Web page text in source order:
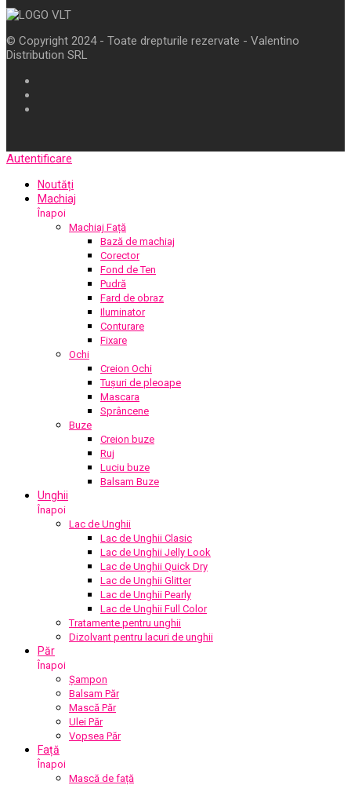
© Copyright 2024 - Toate drepturile rezervate - Valentino
Distribution SRL
Autentificare
Noutăți
Machiaj
Înapoi
Machiaj Față
Bază de machiaj
Corector
Fond de Ten
Pudră
Fard de obraz
Iluminator
Conturare
Fixare
Ochi
Creion Ochi
Tușuri de pleoape
Mascara
Sprâncene
Buze
Creion buze
Ruj
Luciu buze
Balsam Buze
Unghii
Înapoi
Lac de Unghii
Lac de Unghii Clasic
Lac de Unghii Jelly Look
Lac de Unghii Quick Dry
Lac de Unghii Glitter
Lac de Unghii Pearly
Lac de Unghii Full Color
Tratamente pentru unghii
Dizolvant pentru lacuri de unghii
Păr
Înapoi
Șampon
Balsam Păr
Mască Păr
Ulei Păr
Vopsea Păr
Față
Înapoi
Mască de față